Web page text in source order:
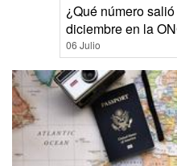
¿Qué número
diciembre en la
06 Julio